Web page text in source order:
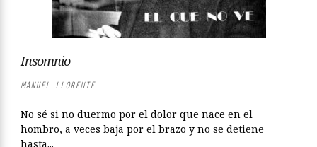
Insomnio
MANUEL LLORENTE
No sé si no duermo por el dolor que nace en el
hombro, a veces baja por el brazo y no se detiene
hasta...